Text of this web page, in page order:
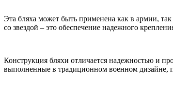
Эта бляха может быть применена как в армии,
со звездой – это обеспечение надежного
Конструкция бляхи отличается надежностью и
выполненные в традиционном военном дизайне,